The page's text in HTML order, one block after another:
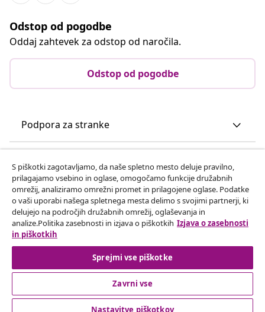
Odstop od pogodbe
Oddaj zahtevek za odstop od naročila.
Odstop od pogodbe
Podpora za stranke
vidaXL
Odkrijte več
S piškotki zagotavljamo, da naše spletno mesto deluje pravilno,
prilagajamo vsebino in oglase, omogočamo funkcije družabnih
omrežij, analiziramo omrežni promet in prilagojene oglase. Podatke
o vaši uporabi našega spletnega mesta delimo s svojimi partnerji, ki
delujejo na področjih družabnih omrežij, oglaševanja in
analize.Politika zasebnosti in izjava o piškotkih Izjava o zasebnosti
in piškotkih
Sprejmi vse piškotke
Zavrni vse
Nastavitve piškotkov